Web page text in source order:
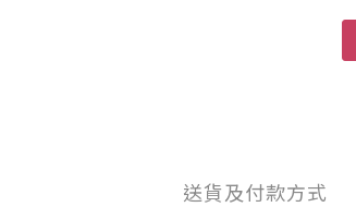
送貨及付款方式